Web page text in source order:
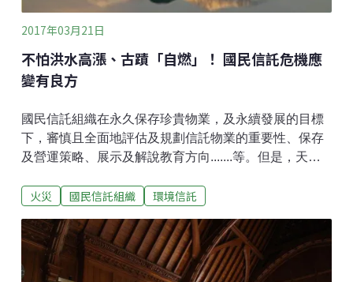
2017年03月21日
不怕洪水高漲、古蹟「自燃」！ 國民信託危機應
變有良方
國民信託組織在永久保存珍貴物業，及永續發展的目標
下，審慎且全面地評估及規劃信託物業的重要性、保存
及營運策略、展示及解說教育方向.......等。但是，天有
信託物業帶來破壞。國民信託秉持著妥善規劃的原則，
以讓災害萬一發生時，對員工、訪客、及珍貴的信託物
業本身的傷害降到最低。針對建築安全、公共衛生、訪
客安全、污染處理等不同面向，各國有不同的法規與指
火災 國民信託組織 環境信託